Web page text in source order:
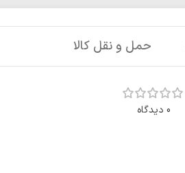
حمل و نقل کالا
0 دیدگاه